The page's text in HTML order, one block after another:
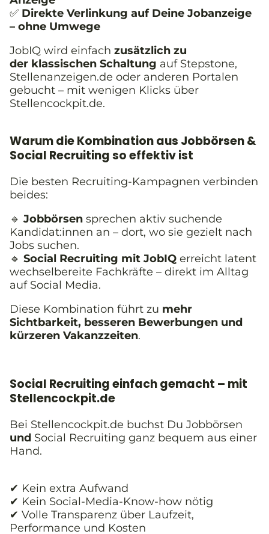
✅ Direkte Verlinkung auf Deine Jobanzeige
– ohne Umwege
JobIQ wird einfach zusätzlich zu
der klassischen Schaltung auf Stepstone,
Stellenanzeigen.de oder anderen Portalen
gebucht – mit wenigen Klicks über
Stellencockpit.de.
Warum die Kombination aus Jobbörsen &
Social Recruiting so effektiv ist
Die besten Recruiting-Kampagnen verbinden
beides:
🔹 Jobbörsen sprechen aktiv suchende
Kandidat:innen an – dort, wo sie gezielt nach
Jobs suchen.
🔹 Social Recruiting mit JobIQ erreicht latent
wechselbereite Fachkräfte – direkt im Alltag
auf Social Media.
Diese Kombination führt zu mehr
Sichtbarkeit, besseren Bewerbungen und
kürzeren Vakanzzeiten.
Social Recruiting einfach gemacht – mit
Stellencockpit.de
Bei Stellencockpit.de buchst Du Jobbörsen
und Social Recruiting ganz bequem aus einer
Hand.
✔ Kein extra Aufwand
✔ Kein Social-Media-Know-how nötig
✔ Volle Transparenz über Laufzeit,
Performance und Kosten